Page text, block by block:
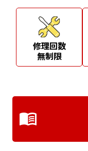
修理回数
無制限